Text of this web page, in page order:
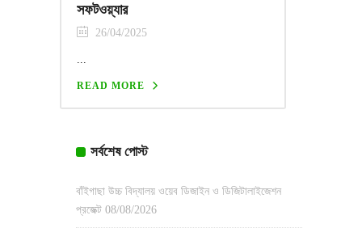
সফটওয়্যার
26/04/2025
...
READ MORE
সর্বশেষ পোস্ট
বাঁইগাছা উচ্চ বিদ্যালয় ওয়েব ডিজাইন ও ডিজিটালাইজেশন
প্রজেক্ট 08/08/2026